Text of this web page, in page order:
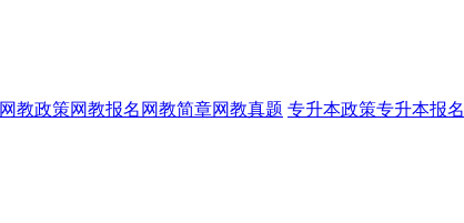
网教政策网教报名 网教简章网教真题 专升本政策专升本报名